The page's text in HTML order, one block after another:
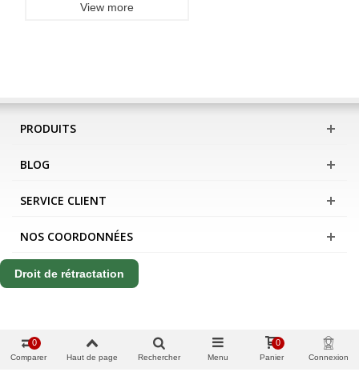
View more
PRODUITS
BLOG
SERVICE CLIENT
NOS COORDONNÉES
Droit de rétractation
Comparer
0
Haut de page Rechercher Menu Panier
0
Connexion